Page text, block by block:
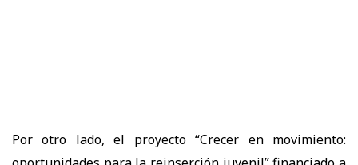
Por otro lado, el proyecto “Crecer en movimiento: